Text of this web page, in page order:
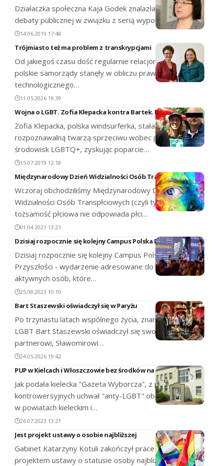
Działaczka społeczna Kaja Godek znalazła się w centrum
debaty publicznej w związku z serią wypowiedzi…
14.06.2019 17:48
Trójmiasto też ma problem z transkrypcjami
Od jakiegoś czasu dość regularnie relacjonujemy, jak
polskie samorządy stanęły w obliczu prawnego i
technologicznego…
11.05.2026 19:39
Wojna o LGBT. Zofia Klepacka kontra Bartek. Kto zwycięży?
Zofia Klepacka, polska windsurferka, stała się
rozpoznawalną twarzą sprzeciwu wobec postulatów
środowisk LGBTQ+, zyskując poparcie…
15.07.2019 12:18
Międzynarodowy Dzień Widzialności Osób Transpłciowych
Wczoraj obchodziliśmy Międzynarodowy Dzień
Widzialności Osób Transpłciowych (czyli tych, których
tożsamość płciowa nie odpowiada płci…
01.04.2021 13:21
Dzisiaj rozpocznie się kolejny Campus Polska Przyszłości
Dzisiaj rozpocznie się kolejny Campus Polska
Przyszłości - wydarzenie adresowane do młodych,
aktywnych osób, które…
25.08.2023 10:10
Bart Staszewski oświadczył się w Paryżu
Po trzynastu latach wspólnego życia, znany działacz
LGBT Bart Staszewski oświadczył się swojemu
partnerowi, Sławomirowi…
24.05.2026 19:42
PUP w Kielcach i Włoszczowie bez środków na aktywizację
Jak podała kielecka "Gazeta Wyborcza", z powodu
kontrowersyjnych uchwał "anty-LGBT" obowiązujących
w powiatach kieleckim i…
26.07.2023 13:21
Jest projekt ustawy o osobie najbliższej
Gabinet Katarzyny Kotuli zakończył prace nad
projektem ustawy o statusie osoby najbliższej.